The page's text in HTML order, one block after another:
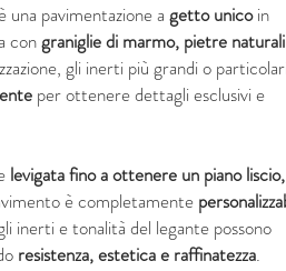
una pavimentazione a getto unicoin
congraniglie di marmo, pietre
gli inerti più grandi o
per ottenere dettagli esclusivi e
levigata fino a ottenere un piano liscio,
è completamente
inerti e tonalità del legante possono
resistenza, estetica e raffinatezza.